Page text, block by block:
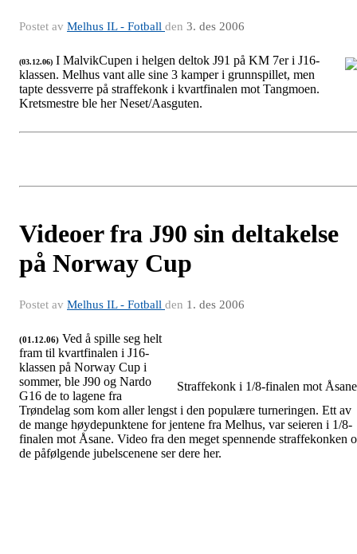
Postet av Melhus IL - Fotball den 3. des 2006
(03.12.06) I MalvikCupen i helgen deltok J91 på KM 7er i J16-
klassen. Melhus vant alle sine 3 kamper i grunnspillet, men
tapte dessverre på straffekonk i kvartfinalen mot Tangmoen.
Kretsmestre ble her Neset/Aasguten.
Videoer fra J90 sin deltakelse
på Norway Cup
Postet av Melhus IL - Fotball den 1. des 2006
Straffekonk i 1/8-finalen mot Åsane
(01.12.06) Ved å spille seg helt
fram til kvartfinalen i J16-
klassen på Norway Cup i
sommer, ble J90 og Nardo
G16 de to lagene fra
Trøndelag som kom aller lengst i den populære turneringen. Ett av
de mange høydepunktene for jentene fra Melhus, var seieren i 1/8-
finalen mot Åsane. Video fra den meget spennende straffekonken
de påfølgende jubelscenene ser dere her.